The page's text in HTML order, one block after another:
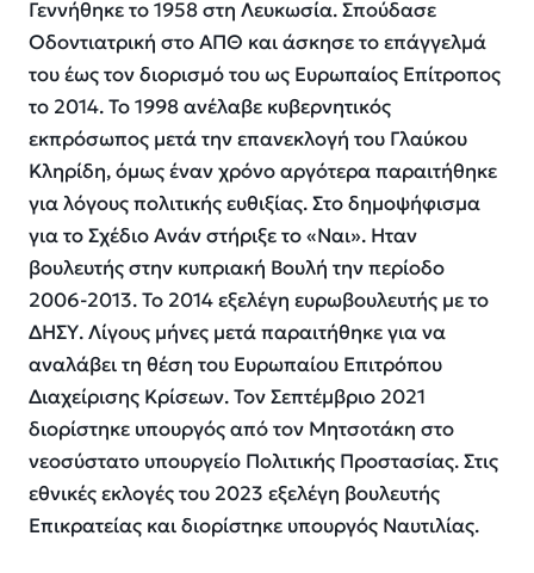
Γεννήθηκε το 1958 στη Λευκωσία. Σπούδασε
Οδοντιατρική στο ΑΠΘ και άσκησε το επάγγελμά
του έως τον διορισμό του ως Ευρωπαίος Επίτροπος
το 2014. Το 1998 ανέλαβε κυβερνητικός
εκπρόσωπος μετά την επανεκλογή του Γλαύκου
Κληρίδη, όμως έναν χρόνο αργότερα παραιτήθηκε
για λόγους πολιτικής ευθιξίας. Στο δημοψήφισμα
για το Σχέδιο Ανάν στήριξε το «Ναι». Ηταν
βουλευτής στην κυπριακή Βουλή την περίοδο
2006-2013. Το 2014 εξελέγη ευρωβουλευτής με το
ΔΗΣΥ. Λίγους μήνες μετά παραιτήθηκε για να
αναλάβει τη θέση του Ευρωπαίου Επιτρόπου
Διαχείρισης Κρίσεων. Τον Σεπτέμβριο 2021
διορίστηκε υπουργός από τον Μητσοτάκη στο
νεοσύστατο υπουργείο Πολιτικής Προστασίας. Στις
εθνικές εκλογές του 2023 εξελέγη βουλευτής
Επικρατείας και διορίστηκε υπουργός Ναυτιλίας.